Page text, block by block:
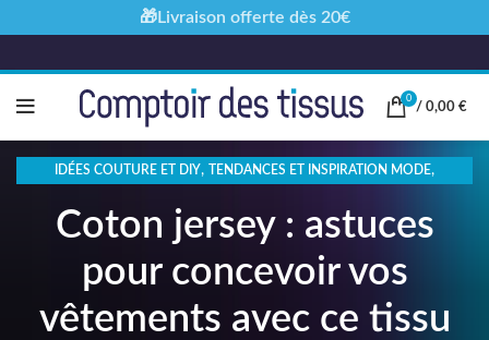
0
/ 0,00 €
IDÉES COUTURE ET DIY, TENDANCES ET INSPIRATION MODE,
Coton jersey : astuces
pour concevoir vos
vêtements avec ce tissu
🎁Livraison offerte dès 20€